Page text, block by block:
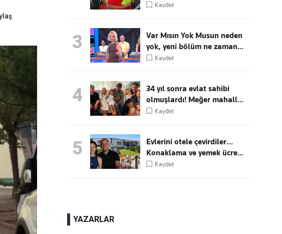
Kaydet
3
Var Mısın Yok Musun neden
yok, yeni bölüm ne zaman...
Kaydet
4
34 yıl sonra evlat sahibi
olmuşlardı! Meğer mahall...
Kaydet
5
Evlerini otele çevirdiler…
Konaklama ve yemek ücre...
Kaydet
YAZARLAR